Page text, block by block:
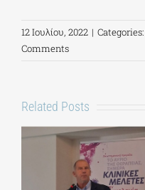
12 Ιουλίου, 2022 | Categories:
Comments
Related Posts